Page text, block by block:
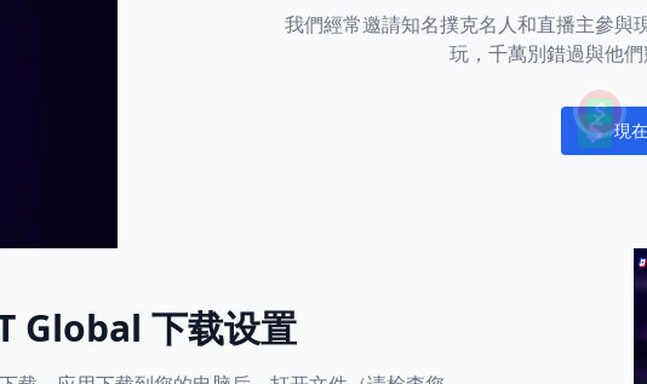
我們經常邀請知名撲克名人和直播主參與
玩，千萬別錯過與他
現
Global 下载设置